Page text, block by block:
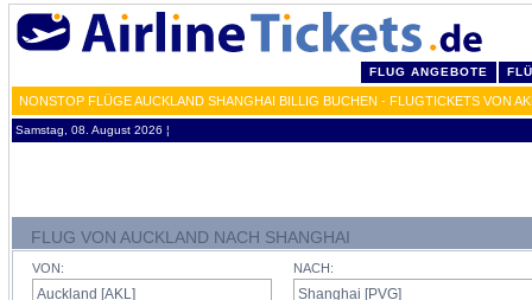
FLUG ANGEBOTE
NONSTOP FLÜGE AUCKLAND SHANGHAI BILLIG BUCHEN - FLUGTICKETS VON
Samstag, 08. August 2026 ¦
FLUG VON AUCKLAND NACH SHANGHAI
VON: NACH: